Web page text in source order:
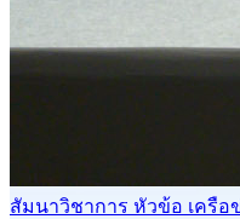
สัมนาวิชาการ หัวข้อ เครื